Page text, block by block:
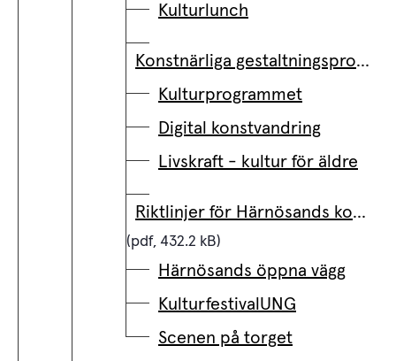
Kulturlunch
Konstnärliga gestaltningsprojekt
Kulturprogrammet
Digital konstvandring
Livskraft - kultur för äldre
Riktlinjer för Härnösands kommuns konstverksamhet
(pdf, 432.2 kB)
Härnösands öppna vägg
KulturfestivalUNG
Scenen på torget